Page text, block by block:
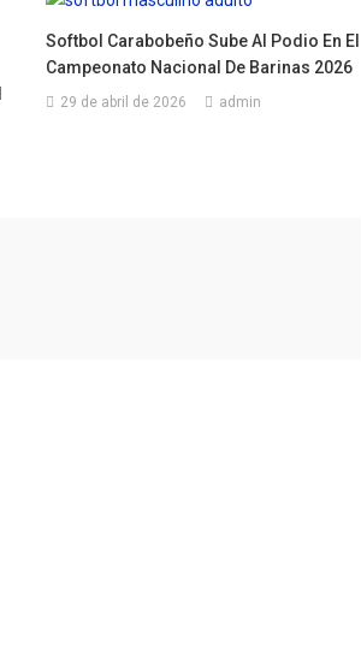
Softbol Carabobeño Sube Al Podio En El
Campeonato Nacional De Barinas 2026
29 de abril de 2026 admin